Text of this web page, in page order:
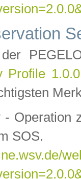
Profile
- Operation
SOS.